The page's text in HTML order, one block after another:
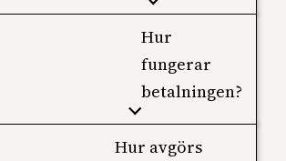
Hur
fungerar
betalningen?
Hur avgörs